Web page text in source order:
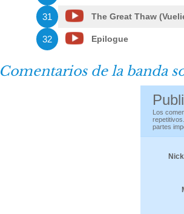
31 The Great Thaw
32 Epilogue
Comentarios de la banda
Los
partes